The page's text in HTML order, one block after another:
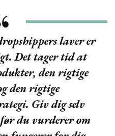
laver er
Det tager tid at
den rigtige
den rigtige
Giv dig selv
du vurderer om